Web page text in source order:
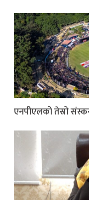
एनपीएलको तेस्रो